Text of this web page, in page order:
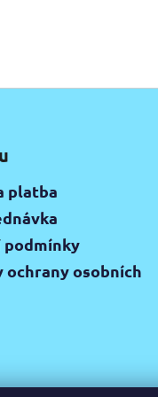
platba
podmínky
ochrany osobních